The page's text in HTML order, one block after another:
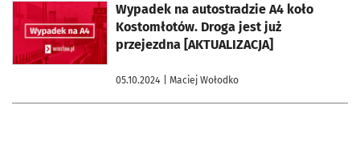
Wypadek na autostradzie A4 koło
Kostomłotów. Droga jest już
przejezdna [AKTUALIZACJA]
05.10.2024 | Maciej Wołodko
otworzy się w nowej karcie